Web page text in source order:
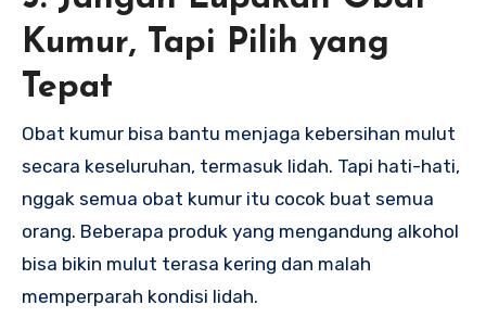
Kumur, Tapi Pilih yang
Tepat
Obat kumur bisa bantu menjaga kebersihan mulut
secara keseluruhan, termasuk lidah. Tapi hati-hati,
nggak semua obat kumur itu cocok buat semua
orang. Beberapa produk yang mengandung alkohol
bisa bikin mulut terasa kering dan malah
memperparah kondisi lidah.